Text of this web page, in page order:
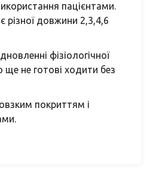
пацієнтами.
різної довжини 2,3,4,6
фізіологічної
не готові ходити без
покриттям і